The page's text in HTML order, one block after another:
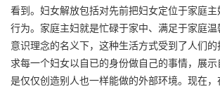
看到。妇女解放包括对先前把妇女定位于家庭
行为。家庭主妇就是忙碌于家中、满足于家庭
意识理念的名义下，这种生活方式受到了人们
求每一个妇女以自已的身份做自己的事情，展
是仅仅创造别人也一样能做的外部环境。现在